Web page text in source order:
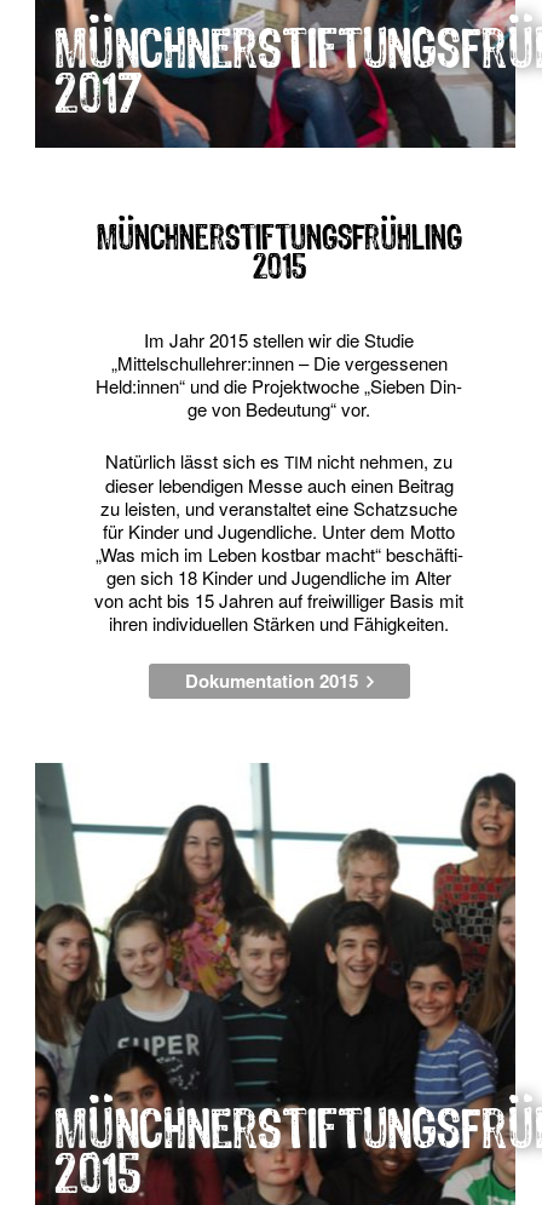
2017
MünchnerStiftungsFrühling
2015
Im Jahr 2015 stel­len wir die Stu­die
„Mittelschullehrer:innen – Die ver­ges­se­nen
Held:innen“ und die Pro­jekt­wo­che „Sie­ben Din­
ge von Bedeu­tung“ vor.
Natür­lich lässt sich esTIM nicht neh­men, zu
die­ser leben­di­gen Mes­se auch einen Bei­trag
zu leis­ten, und ver­an­stal­tet eine Schatz­su­che
für Kin­der und Jugend­li­che. Unter dem Mot­to
„Was mich im Leben kost­bar macht“ beschäf­ti­
gen sich 18 Kin­der und Jugend­li­che im Alter
von acht bis 15 Jah­ren auf frei­wil­li­ger Basis mit
ihren indi­vi­du­el­len Stär­ken und Fähigkeiten.
Dokumentation 2015
2015